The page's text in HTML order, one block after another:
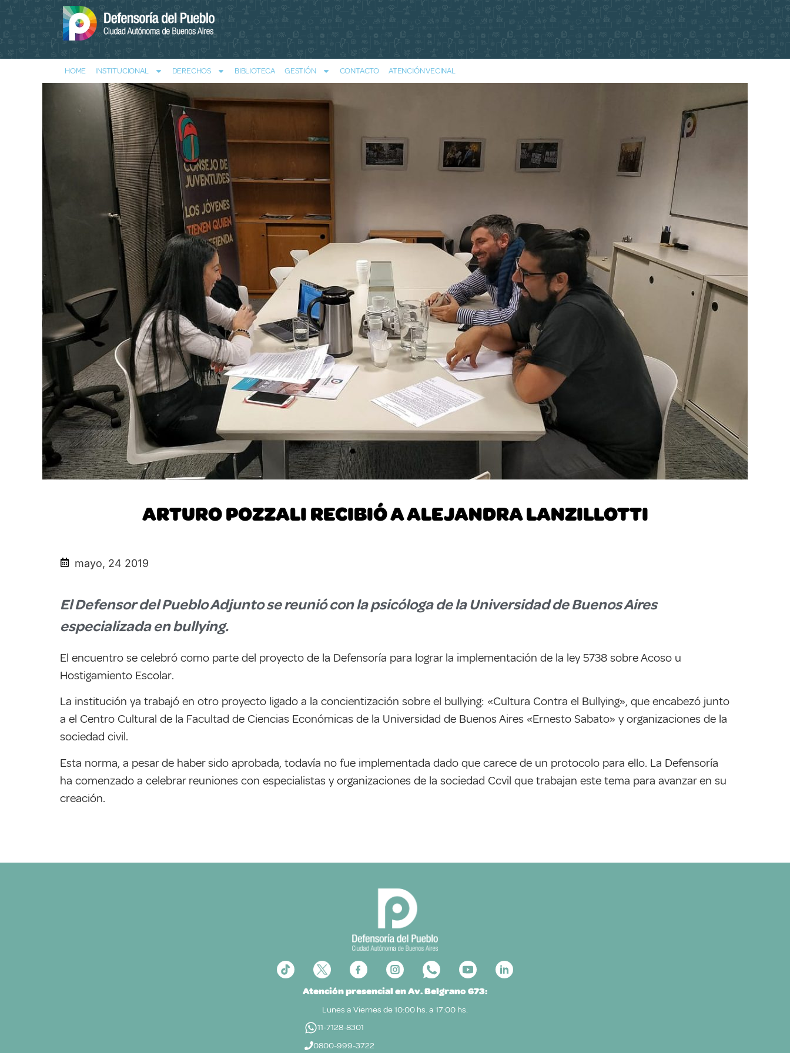
HOME INSTITUCIONAL DERECHOS BIBLIOTECA GESTIÓN CONTACTO ATENCIÓN VECINAL
ARTURO POZZALI RECIBIÓ A ALEJANDRA LANZILLOTTI
mayo, 24 2019
El Defensor del Pueblo Adjunto se reunió con la psicóloga de la Universidad de Buenos Aires
especializada en bullying.
El encuentro se celebró como parte del proyecto de la Defensoría para lograr la implementación de la ley 5738 sobre Acoso u
Hostigamiento Escolar.
La institución ya trabajó en otro proyecto ligado a la concientización sobre el bullying: «Cultura Contra el Bullying», que encabezó junto
a el Centro Cultural de la Facultad de Ciencias Económicas de la Universidad de Buenos Aires «Ernesto Sabato» y organizaciones de la
sociedad civil.
Esta norma, a pesar de haber sido aprobada, todavía no fue implementada dado que carece de un protocolo para ello. La Defensoría
ha comenzado a celebrar reuniones con especialistas y organizaciones de la sociedad Ccvil que trabajan este tema para avanzar en su
creación.
Atención presencial en Av. Belgrano 673:
Lunes a Viernes de 10:00 hs. a 17:00 hs.
11-7128-8301
0800-999-3722